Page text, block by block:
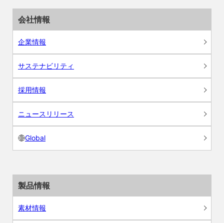
会社情報
企業情報
サステナビリティ
採用情報
ニュースリリース
Global
製品情報
素材情報